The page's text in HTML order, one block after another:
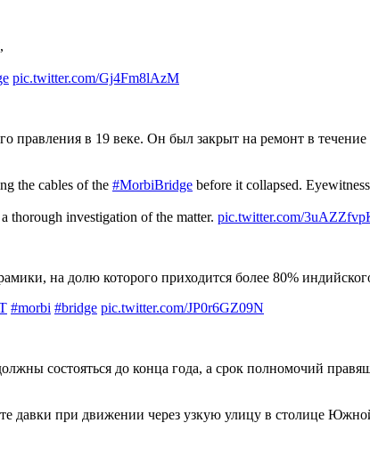
pic.twitter.com/Gj4Fm8lAzM
правления в 19 веке. Он был закрыт на ремонт в
the cables of the #MorbiBridge before it collapsed.
thorough investigation of the matter. pic.twitter.com/
на долю которого приходится более 80%
#morbi #bridge pic.twitter.com/JP0r6GZ09N
состояться до конца года, а срок полномочий
давки при движении через узкую улицу в столице